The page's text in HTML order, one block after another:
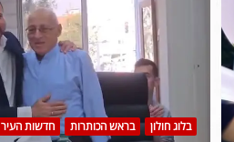
בלוג חולון בראש הכותרות חדשות העיר